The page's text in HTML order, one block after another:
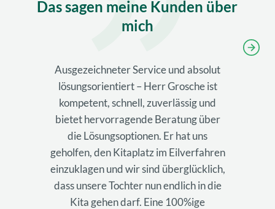
Das sagen meine Kunden über
mich
Ausgezeichneter Service und absolut
lösungsorientiert – Herr Grosche ist
kompetent, schnell, zuverlässig und
bietet hervorragende Beratung über
die Lösungsoptionen. Er hat uns
geholfen, den Kitaplatz im Eilverfahren
einzuklagen und wir sind überglücklich,
dass unsere Tochter nun endlich in die
Kita gehen darf. Eine 100%ige